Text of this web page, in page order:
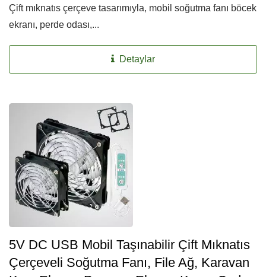
Çift mıknatıs çerçeve tasarımıyla, mobil soğutma fanı böcek
ekranı, perde odası,...
Detaylar
5V DC USB Mobil Taşınabilir Çift Mıknatıs
Çerçeveli Soğutma Fanı, File Ağ, Karavan